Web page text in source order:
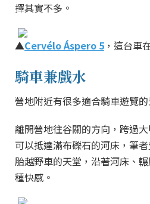
擇其實不多。
▲Cervélo Áspero 5 ，這台車
騎車兼戲水
營地附近有很多適合騎車遊覽的
離開營地往谷關的方向，跨過
可以抵達滿布礫石的河床，筆
胎越野車的天堂，沿著河床、
種快感。